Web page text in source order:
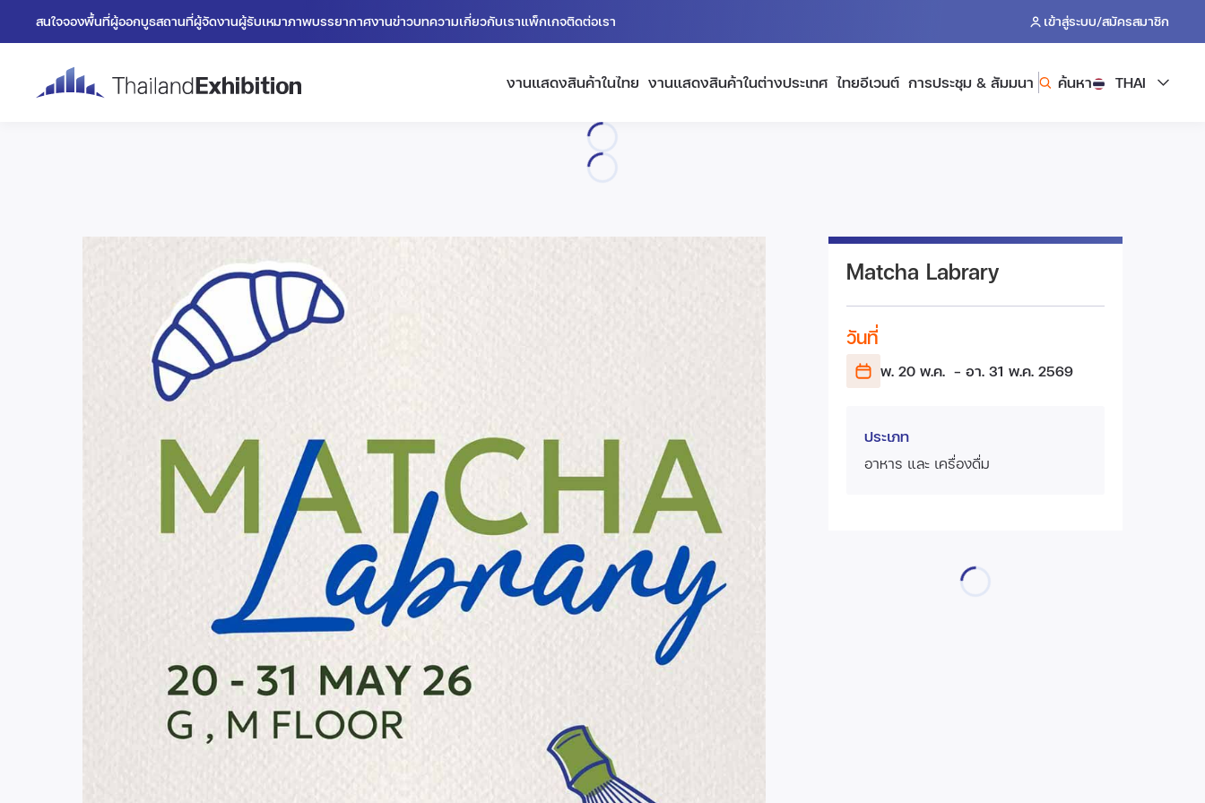
สนใจจองพื้นที่ผู้ออกบูธสถานที่ผู้จัดงานผู้รับเหมาภาพบรรยากาศงานข่าวบทความเกี่ยวกับเราแพ็กเกจติดต่อเรา เข้าสู่ระบบ/สมัครสมาชิก
งานแสดงสินค้าในไทย งานแสดงสินค้าในต่างประเทศ ไทยอีเวนต์ การประชุม & สัมมนา ค้นหา THAI
Matcha Labrary
วันที่
พ. 20 พ.ค. - อา. 31 พ.ค. 2569
ประเภท
อาหาร และ เครื่องดื่ม